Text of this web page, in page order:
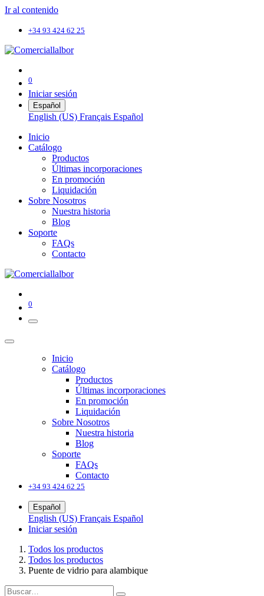
Ir al contenido
+34 93 424 62 25
0
Iniciar sesión
Español
English (US) Français Español
Inicio
Catálogo
Productos
Últimas incorporaciones
En promoción
Liquidación
Sobre Nosotros
Nuestra historia
Blog
Soporte
FAQs
Contacto
0
Inicio
Catálogo
Productos
Últimas incorporaciones
En promoción
Liquidación
Sobre Nosotros
Nuestra historia
Blog
Soporte
FAQs
Contacto
+34 93 424 62 25
Español
English (US) Français Español
Iniciar sesión
Todos los productos
Todos los productos
Puente de vidrio para alambique